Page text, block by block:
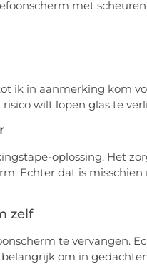
ik in aanmerking kom
wilt lopen glas te
oplossing. Het
Echter dat is
zelf
te vervangen.
om in